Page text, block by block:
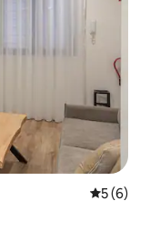
5 (6)